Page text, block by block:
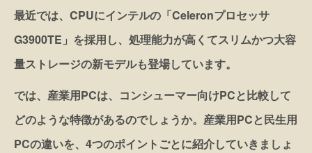
最近では、CPUにインテルの「Celeronプロセッサ
G3900TE」を採用し、処理能力が高くてスリムかつ大容
量ストレージの新モデルも登場しています。
では、産業用PCは、コンシューマー向けPCと比較して
どのような特徴があるのでしょうか。産業用PCと民生用
PCの違いを、4つのポイントごとに紹介していきましょ